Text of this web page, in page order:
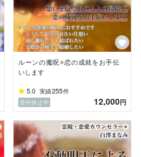
ルーンの魔呪⭐️恋の成就をお手伝
いします
5.0 実績255件
受付休止中
12,000円